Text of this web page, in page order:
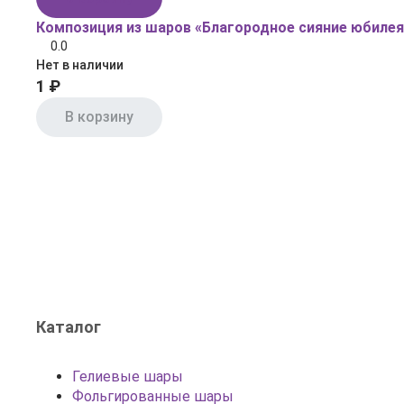
Композиция из шаров «Благородное сияние
0.0
Нет в наличии
1 ₽
В корзину
Каталог
Гелиевые шары
Фольгированные шары